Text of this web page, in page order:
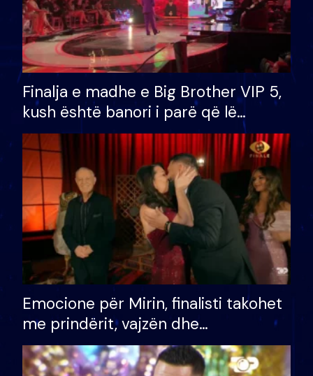
Finalja e madhe e Big Brother VIP 5,
kush është banori i parë që lë
shtëpinë dhe humb mundësinë për
të fituar çmimin e madh
Emocione për Mirin, finalisti takohet
me prindërit, vajzën dhe
bashkëshorten: S’kemi ndonjë letër
divorci apo jo?